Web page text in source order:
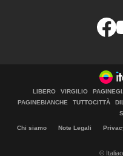
LIBERO VIRGILIO
PAGINEBIANCHE
TUTTOCITTÀ
Chi siamo Note Legali
©